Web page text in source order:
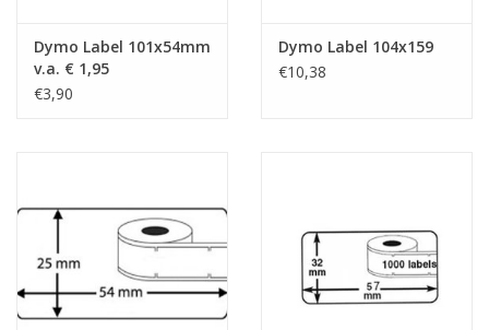
Dymo Label 101x54mm
v.a. € 1,95
€3,90
Dymo Label 104x159
€10,38